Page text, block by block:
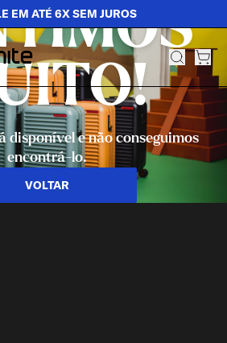
EM ATÉ 6X SEM JUROS
disponível e não conseguimos
encontrá-lo.
VOLTAR